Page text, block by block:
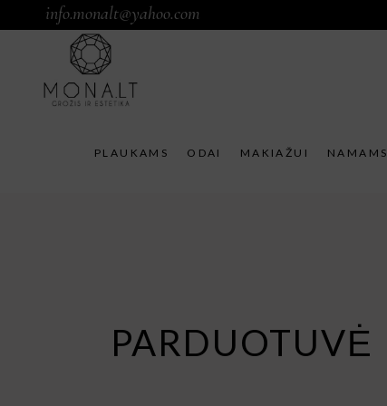
info.monalt@yahoo.com
PLAUKAMS ODAI MAKIAŽUI NAMAMS
PARDUOTUVĖ